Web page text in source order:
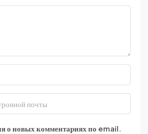
о новых комментариях по email.